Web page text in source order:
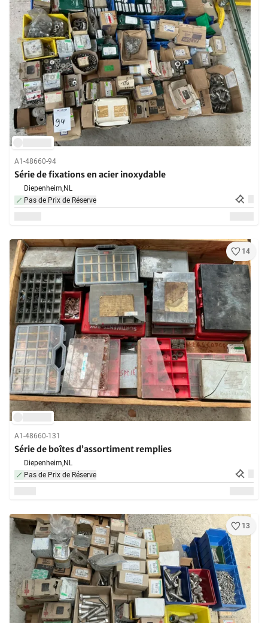
A1-48660-94
Série de fixations en acier inoxydable
Diepenheim,NL
Pas de Prix de Réserve
14
A1-48660-131
Série de boîtes d’assortiment remplies
Diepenheim,NL
Pas de Prix de Réserve
13